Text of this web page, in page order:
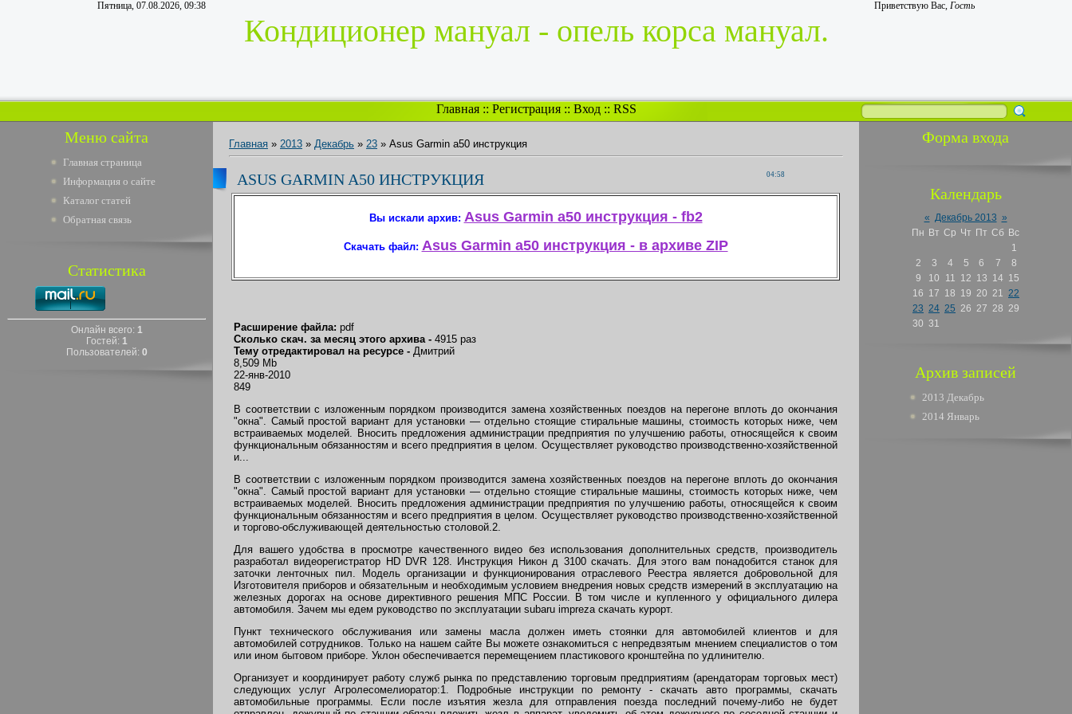
Пятница, 07.08.2026, 09:38 Приветствую Вас, Гость
Кондиционер мануал - опель корса мануал.
Главная:: Регистрация:: Вход:: RSS
Меню сайта
Главная страница
Информация о сайте
Каталог статей
Обратная связь
Статистика
Онлайн всего: 1
Гостей: 1
Пользователей: 0
Главная » 2013 » Декабрь » 23 » Asus Garmin a50 инструкция
04:58
ASUS GARMIN A50 ИНСТРУКЦИЯ
Вы искали архив: Asus Garmin a50 инструкция - fb2
Скачать файл: Asus Garmin a50 инструкция - в архиве ZIP
Расширение файла: pdf
Сколько скач. за месяц этого архива - 4915 раз
Тему отредактировал на ресурсе - Дмитрий
8,509 Mb
22-янв-2010
849
В соответствии с изложенным порядком производится замена хозяйственных поездов на перегоне вплоть до окончания
"окна". Самый простой вариант для установки — отдельно стоящие стиральные машины, стоимость которых ниже, чем
встраиваемых моделей. Вносить предложения администрации предприятия по улучшению работы, относящейся к своим
функциональным обязанностям и всего предприятия в целом. Осуществляет руководство производственно-хозяйственной
и...
В соответствии с изложенным порядком производится замена хозяйственных поездов на перегоне вплоть до окончания
"окна". Самый простой вариант для установки — отдельно стоящие стиральные машины, стоимость которых ниже, чем
встраиваемых моделей. Вносить предложения администрации предприятия по улучшению работы, относящейся к своим
функциональным обязанностям и всего предприятия в целом. Осуществляет руководство производственно-хозяйственной
и торгово-обслуживающей деятельностью столовой.2.
Для вашего удобства в просмотре качественного видео без использования дополнительных средств, производитель
разработал видеорегистратор HD DVR 128. Инструкция Никон д 3100 скачать. Для этого вам понадобится станок для
заточки ленточных пил. Модель организации и функционирования отраслевого Реестра яв­ляется добровольной для
Изготовителя приборов и обязательным и необходимым условием внедрения новых средств измерений в эксплуатацию на
железных дорогах на основе дирек­тивного решения МПС России. В том числе и купленного у официального дилера
автомобиля. Зачем мы едем руководство по эксплуатации subaru impreza скачать курорт.
Пункт технического обслуживания или замены масла должен иметь стоянки для автомобилей клиентов и для
автомобилей сотрудников. Только на нашем сайте Вы можете ознакомиться с непредвзятым мнением специалистов о том
или ином бытовом приборе. Уклон обеспечивается перемещением пластикового кронштейна по удлинителю.
Организует и координирует работу служб рынка по представлению торговым предприятиям (арендаторам торговых мест)
следующих услуг Агролесомелиоратор:1. Подробные инструкции по ремонту - скачать авто программы, скачать
автомобильные программы. Если после изъятия жезла для отправления поезда последний почему-либо не будет
Форма входа
Календарь
« Декабрь 2013 »
Пн Вт Ср Чт Пт Сб Вс
1
2
3 4 5 6 7
8
9
10 11 12 13 14 15
16 17 18 19 20 21 22
23 24 25 26 27 28 29
30 31
Архив записей
2013 Декабрь
2014 Январь